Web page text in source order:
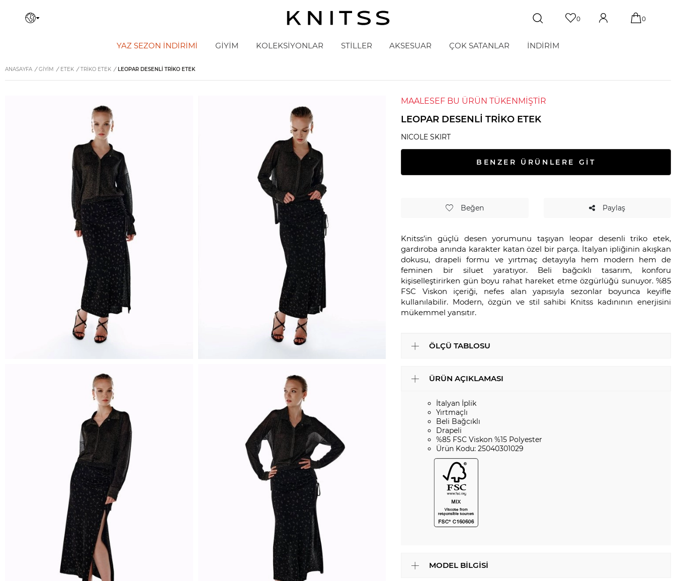
0 0
YAZ SEZON İNDIRIMI GİYİM KOLEKSİYONLAR STİLLER AKSESUAR ÇOK SATANLAR İNDİRİM
ANASAYFA / GİYİM / ETEK / TRIKO ETEK / LEOPAR DESENLI TRIKO ETEK
MAALESEF BU ÜRÜN TÜKENMİŞTİR
LEOPAR DESENLI TRIKO ETEK
NICOLE SKIRT
BENZER ÜRÜNLERE GİT
Beğen Paylaş
Knitss’in güçlü desen yorumunu taşıyan leopar desenli triko etek,
gardıroba anında karakter katan özel bir parça. İtalyan ipliğinin akışkan
dokusu, drapeli formu ve yırtmaç detayıyla hem modern hem de
feminen bir siluet yaratıyor. Beli bağcıklı tasarım, konforu
kişiselleştirirken gün boyu rahat hareket etme özgürlüğü sunuyor. %85
FSC Viskon içeriği, nefes alan yapısıyla sezonlar boyunca keyifle
kullanılabilir. Modern, özgün ve stil sahibi Knitss kadınının enerjisini
mükemmel yansıtır.
ÖLÇÜ TABLOSU
ÜRÜN AÇIKLAMASI
İtalyan İplik
Yırtmaçlı
Beli Bağcıklı
Drapeli
%85 FSC Viskon %15 Polyester
Ürün Kodu: 25040301029
MODEL BILGISI